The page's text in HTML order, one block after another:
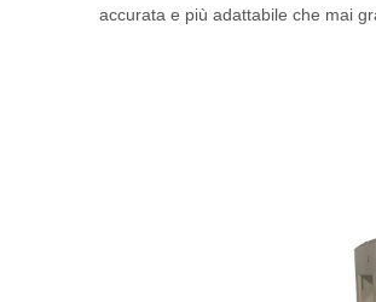
accurata e più adattabile che mai